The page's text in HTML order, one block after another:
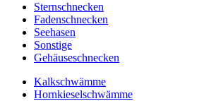
Sternschnecken
Fadenschnecken
Seehasen
Sonstige
Gehäuseschnecken
Kalkschwämme
Hornkieselschwämme